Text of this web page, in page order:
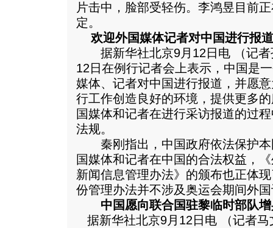
片击中，脸部受轻伤。李鸿昱目前
定。
欢迎外国媒体记者对中国进行报道
据新华社北京9月12日电 （记者
12日在例行记者会上表示，中国是
媒体、记者对中国进行报道，并愿
行工作创造良好的环境，提供更多
国媒体和记者在进行采访报道的过
法规。
秦刚指出，中国政府依法保护本
国媒体和记者在中国的合法权益，
新闻信息管理办法》的颁布也正体
份管理办法并不涉及奥运会期间外
中国愿向联合国驻黎临时部队
据新华社北京9月12日电 （记者